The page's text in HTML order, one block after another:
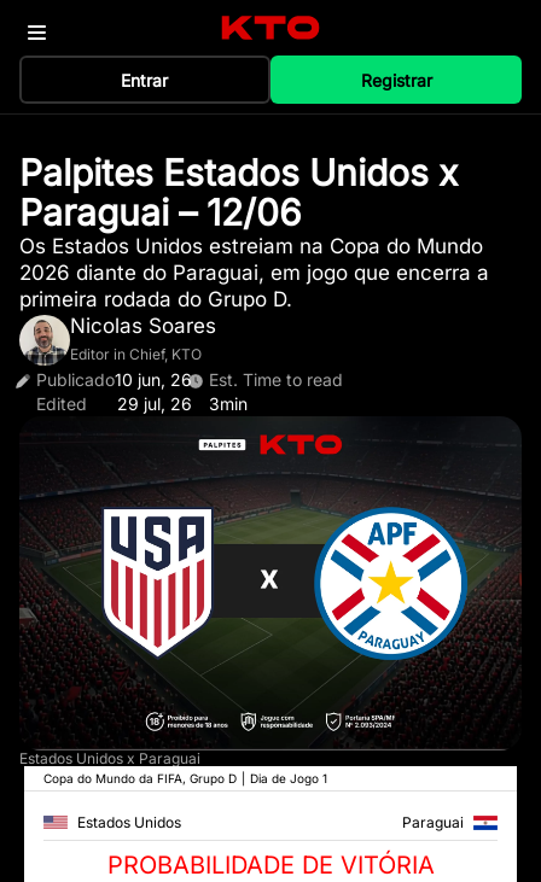
Entrar Registrar
Palpites Estados Unidos x
Paraguai – 12/06
Os Estados Unidos estreiam na Copa do Mundo
2026 diante do Paraguai, em jogo que encerra a
primeira rodada do Grupo D.
Nicolas Soares
Editor in Chief, KTO
Publicado10 jun, 26
Edited
29 jul, 26
Est. Time to read
3min
Estados Unidos x Paraguai
Copa do Mundo da FIFA, Grupo D Dia de Jogo 1
Estados Unidos Paraguai
PROBABILIDADE DE VITÓRIA